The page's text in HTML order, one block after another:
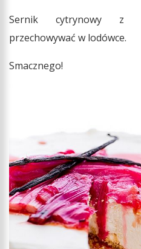
Sernik cytrynowy z
przechowywać w lodówce.
Smacznego!